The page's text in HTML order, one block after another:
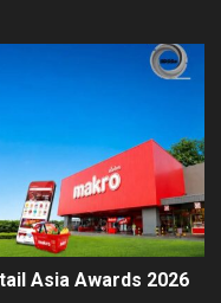
Asia Awards 2026